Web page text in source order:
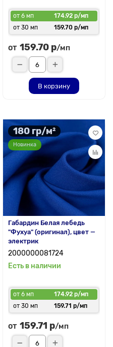
от 6 мп
174.92 р/мп
от 30 мп
159.70 р/мп
от 159.70 р/мп
В корзину
180 гр/м²
Новинка
Габардин Белая лебедь
"Фухуа" (оригинал), цвет —
электрик
2000000081724
Есть в наличии
от 6 мп
174.92 р/мп
от 30 мп
159.71 р/мп
от 159.71 р/мп